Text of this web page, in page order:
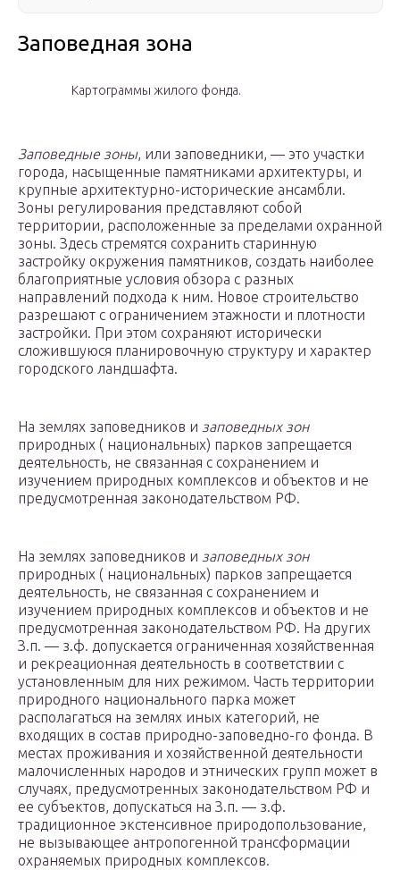
Заповедная зона
Картограммы жилого фонда.
Заповедные зоны, или заповедники, — это участки
города, насыщенные памятниками архитектуры, и
крупные архитектурно-исторические ансамбли.
Зоны регулирования представляют собой
территории, расположенные за пределами охранной
зоны. Здесь стремятся сохранить старинную
застройку окружения памятников, создать наиболее
благоприятные условия обзора с разных
направлений подхода к ним. Новое строительство
разрешают с ограничением этажности и плотности
застройки. При этом сохраняют исторически
сложившуюся планировочную структуру и характер
городского ландшафта.
На землях заповедников и заповедных зон
природных ( национальных) парков запрещается
деятельность, не связанная с сохранением и
изучением природных комплексов и объектов и не
предусмотренная законодательством РФ.
На землях заповедников и заповедных зон
природных ( национальных) парков запрещается
деятельность, не связанная с сохранением и
изучением природных комплексов и объектов и не
предусмотренная законодательством РФ. На других
З.п. — з.ф. допускается ограниченная хозяйственная
и рекреационная деятельность в соответствии с
установленным для них режимом. Часть территории
природного национального парка может
располагаться на землях иных категорий, не
входящих в состав природно-заповедно-го фонда. В
местах проживания и хозяйственной деятельности
малочисленных народов и этнических групп может в
случаях, предусмотренных законодательством РФ и
ее субъектов, допускаться на З.п. — з.ф.
традиционное экстенсивное природопользование,
не вызывающее антропогенной трансформации
охраняемых природных комплексов.